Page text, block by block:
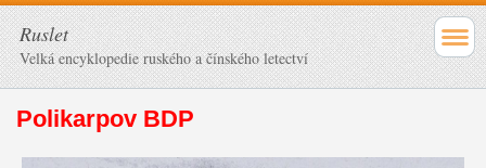
Ruslet
Velká encyklopedie ruského a čínského letectví
Polikarpov BDP